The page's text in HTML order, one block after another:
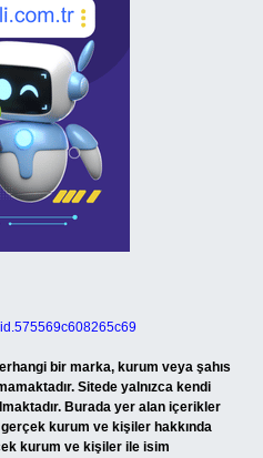
bir marka, kurum veya şahıs
Sitede yalnızca kendi
Burada yer alan içerikler
kurum ve kişiler hakkında
kurum ve kişiler ile isim